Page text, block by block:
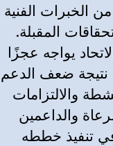
الخبرات الفنية
المقبلة.
يواجه عجزًا
نتيجة ضعف الدعم
والالتزامات
والداعمين
في تنفيذ خططه